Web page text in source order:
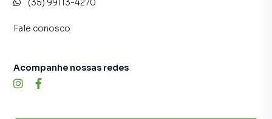
inquilinos.
(35) 99113-4270
Fale conosco
Acompanhe nossas redes